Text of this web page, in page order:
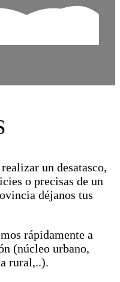
un desatasco,
o precisas de un
déjanos tus
rápidamente a
(núcleo urbano,
rural,..).